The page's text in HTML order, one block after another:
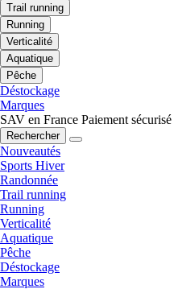
Trail running
Running
Verticalité
Aquatique
Pêche
Déstockage
Marques
SAV en France Paiement sécurisé
Rechercher
Nouveautés
Sports Hiver
Randonnée
Trail running
Running
Verticalité
Aquatique
Pêche
Déstockage
Marques